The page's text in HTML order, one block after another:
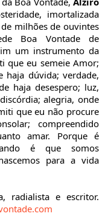
imortalizada
milhões de ouvintes
Boa Vontade de
um instrumento da
que eu semeie Amor;
haja dúvida; verdade,
haja desespero; luz,
alegria, onde
que eu não procure
compreendido
amar. Porque é
é que somos
para a vida
radialista e escritor.